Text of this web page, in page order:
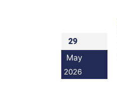
29
May
2026